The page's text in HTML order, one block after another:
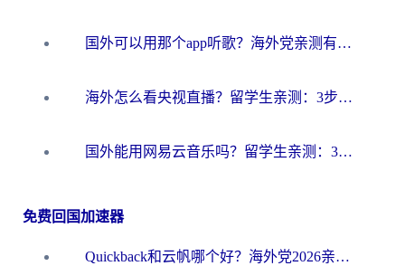
国外可以用那个app听歌？海外党亲测有效的回国加速方案，轻松听国内音乐听书
海外怎么看央视直播？留学生亲测：3步解决版权限制+追剧自由
国外能用网易云音乐吗？留学生亲测：3步解决海外听歌难题
免费回国加速器
Quickback和云帆哪个好？海外党2026亲测指南：选对加速器大陆工具，无缝刷国内剧玩国服